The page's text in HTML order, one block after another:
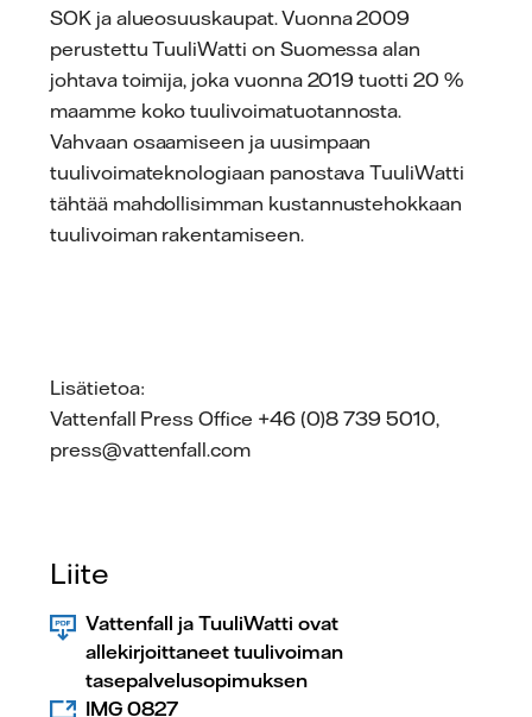
SOK ja alueosuuskaupat. Vuonna 2009
perustettu TuuliWatti on Suomessa alan
johtava toimija, joka vuonna 2019 tuotti 20 %
maamme koko tuulivoimatuotannosta.
Vahvaan osaamiseen ja uusimpaan
tuulivoimateknologiaan panostava TuuliWatti
tähtää mahdollisimman kustannustehokkaan
tuulivoiman rakentamiseen.
Lisätietoa:
Vattenfall Press Office +46 (0)8 739 5010,
press@vattenfall.com
Liite
Vattenfall ja TuuliWatti ovat
allekirjoittaneet tuulivoiman
tasepalvelusopimuksen
IMG 0827